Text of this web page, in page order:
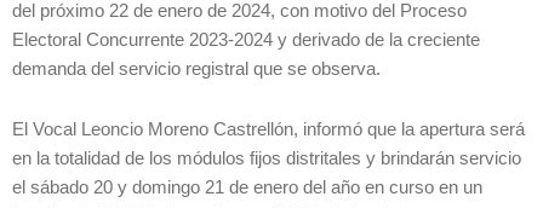
del próximo 22 de enero de 2024, con motivo del Proceso
Electoral Concurrente 2023-2024 y derivado de la creciente
demanda del servicio registral que se observa.
El Vocal Leoncio Moreno Castrellón, informó que la apertura será
en la totalidad de los módulos fijos distritales y brindarán servicio
el sábado 20 y domingo 21 de enero del año en curso en un